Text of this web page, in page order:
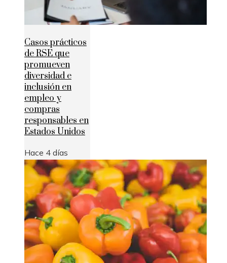
Casos prácticos
de RSE que
promueven
diversidad e
inclusión en
empleo y
compras
responsables en
Estados Unidos
Hace 4 días